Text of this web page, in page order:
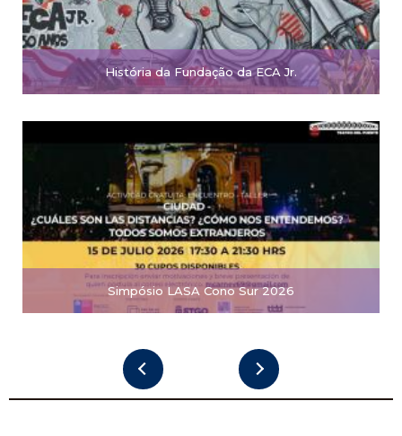
História da Fundação da ECA Jr.
Simpósio LASA Cono Sur 2026